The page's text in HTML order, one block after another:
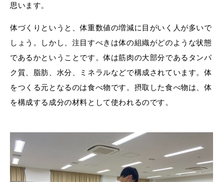
思います。
体づくりというと、体重数値の増減に目がいく人が多いで
しょう。しかし、注目すべきは体の組織がどのような状態
であるかということです。体は筋肉の大部分であるタンパ
ク質、脂肪、水分、ミネラルなどで構成されています。体
をつくる元となるのは食べ物です。摂取した食べ物は、体
を構成する成分の材料として使われるのです。